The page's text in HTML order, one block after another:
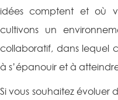
idées comptent et où
cultivons un
collaboratif, dans lequel
à s’épanouir et à
Si vous souhaitez